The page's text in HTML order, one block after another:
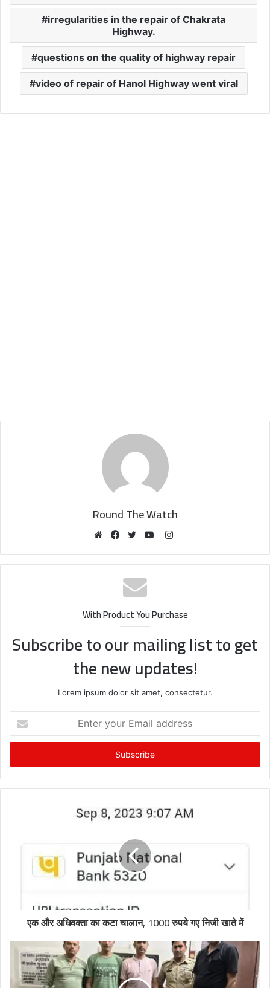
irregularities in the repair of Chakrata
Highway.
questions on the quality of highway repair
video of repair of Hanol Highway went viral
Round The Watch
Instagram
With Product You Purchase
Subscribe to our mailing list to get
the new updates!
Lorem ipsum dolor sit amet, consectetur.
your
Email
एक और अधिवक्ता का कटा चालान, 1000 रुपये गए निजी खाते में